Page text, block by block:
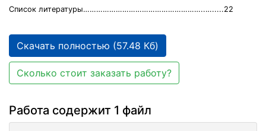
Список литературы………………………………………………..….....22
Скачать полностью (57.48 Кб)
Сколько стоит заказать работу?
Работа содержит 1 файл